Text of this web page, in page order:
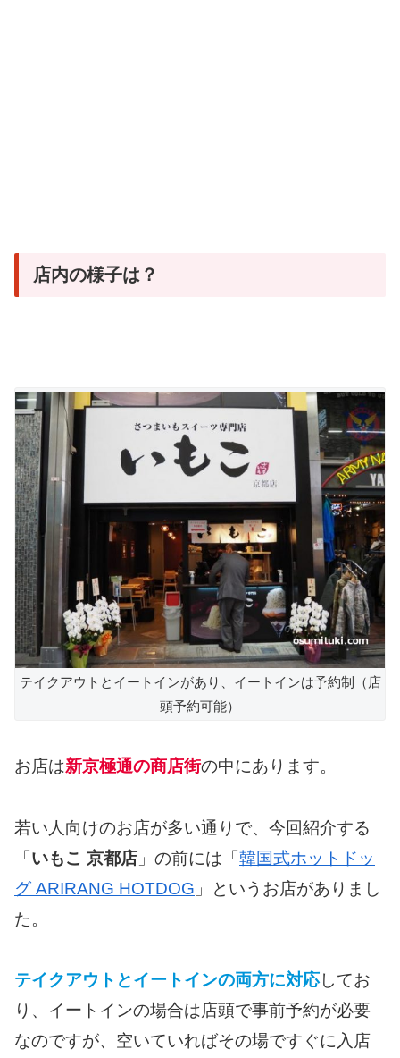
店内の様子は？
テイクアウトとイートインがあり、イートインは予約制（店
頭予約可能）
お店は新京極通の商店街の中にあります。
若い人向けのお店が多い通りで、今回紹介する
「いもこ 京都店 」の前には「韓国式ホットドッ
グ ARIRANG HOTDOG 」というお店がありまし
た。
テイクアウトとイートインの両方に対応してお
り、イートインの場合は店頭で事前予約が必要
なのですが、空いていればその場ですぐに入店